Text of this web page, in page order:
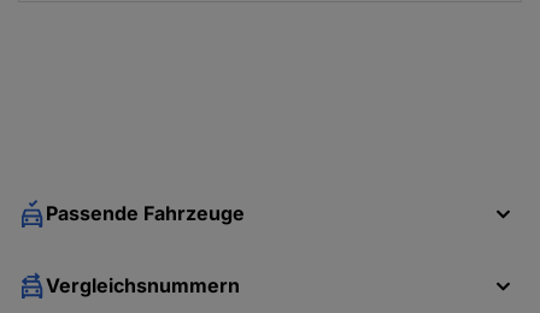
Passende Fahrzeuge
Vergleichsnummern